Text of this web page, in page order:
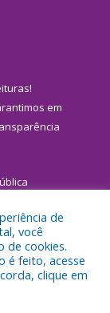
!
em
Municipal de
de
você
de cookies.
é feito, acesse
clique em